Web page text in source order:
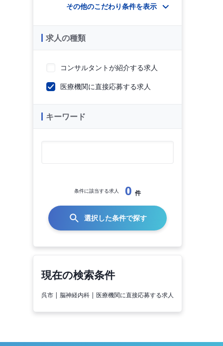
その他のこだわり条件を表示
求人の種類
コンサルタントが紹介する求人
医療機関に直接応募する求人
キーワード
条件に該当する求人 0 件
選択した条件で探す
現在の検索条件
呉市 | 脳神経内科 | 医療機関に直接応募する求人